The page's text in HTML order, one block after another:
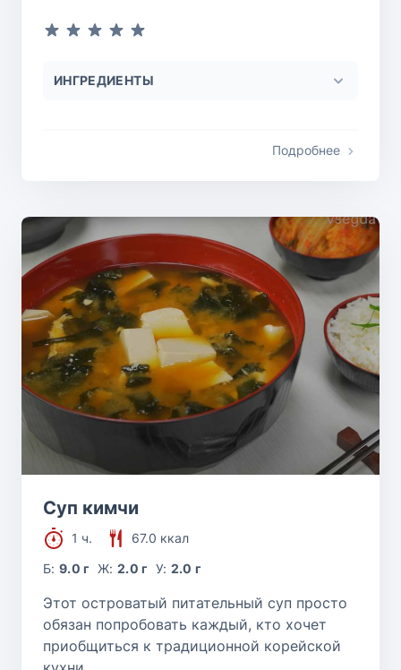
ИНГРЕДИЕНТЫ
Подробнее
Суп кимчи
1 ч.
67.0 ккал
Б:9.0 г Ж: 2.0 г У: 2.0 г
Этот островатый питательный суп просто
обязан попробовать каждый, кто хочет
приобщиться к традиционной корейской